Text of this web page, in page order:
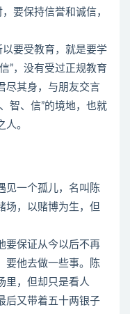
要保持信誉和诚信，
以要受教育，就是要学
”，没有受过正规教育
尽其身，与朋友交言
智、信”的境地，也就
。
见一个孤儿，名叫陈
场，以赌博为生，但
要保证从今以后不再
要他去做一些事。陈
里，但却只是看人
后又带着五十两银子